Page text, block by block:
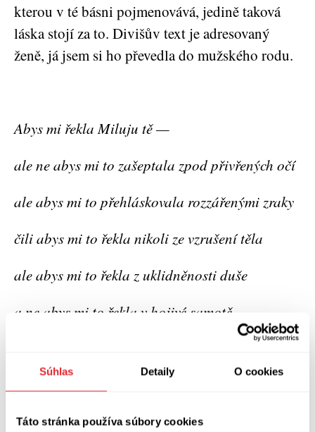
Súhlas Detaily O cookies
Táto stránka používa súbory cookies
kterou v té básni pojmenovává, jedině taková
láska stojí za to. Divišův text je adresovaný
ženě, já jsem si ho převedla do mužského rodu.
Abys mi řekla Miluju tě —
ale ne abys mi to zašeptala zpod přivřených očí
ale abys mi to přehláskovala rozzářenými zraky
čili abys mi to řekla nikoli ze vzrušení těla
ale abys mi to řekla z uklidněnosti duše
a ne abys mi to řekla v hojivé samotě
ale abys to zavolala prostřed vraždícího davu
ale abys to řekla abys to dokázala